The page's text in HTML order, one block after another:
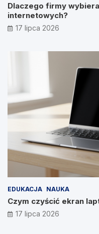
Dlaczego firmy
internetowych?
17 lipca 2026
EDUKACJA NAUKA
Czym czyścić ekran
17 lipca 2026